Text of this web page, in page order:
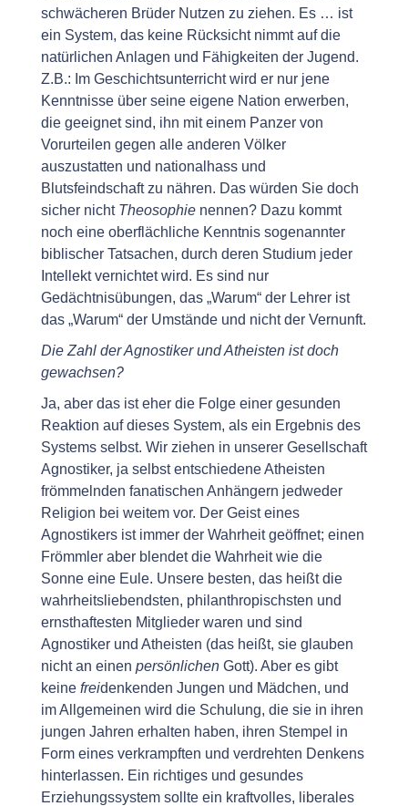
schwächeren Brüder Nutzen zu ziehen. Es … ist
ein System, das keine Rücksicht nimmt auf die
natürlichen Anlagen und Fähigkeiten der Jugend.
Z.B.: Im Geschichtsunterricht wird er nur jene
Kenntnisse über seine eigene Nation erwerben,
die geeignet sind, ihn mit einem Panzer von
Vorurteilen gegen alle anderen Völker
auszustatten und nationalhass und
Blutsfeindschaft zu nähren. Das würden Sie doch
sicher nicht Theosophienennen? Dazu kommt
noch eine oberflächliche Kenntnis sogenannter
biblischer Tatsachen, durch deren Studium jeder
Intellekt vernichtet wird. Es sind nur
Gedächtnisübungen, das „Warum“ der Lehrer ist
das „Warum“ der Umstände und nicht der Vernunft.
Die Zahl der Agnostiker und Atheisten ist doch
gewachsen?
Ja, aber das ist eher die Folge einer gesunden
Reaktion auf dieses System, als ein Ergebnis des
Systems selbst. Wir ziehen in unserer Gesellschaft
Agnostiker, ja selbst entschiedene Atheisten
frömmelnden fanatischen Anhängern jedweder
Religion bei weitem vor. Der Geist eines
Agnostikers ist immer der Wahrheit geöffnet; einen
Frömmler aber blendet die Wahrheit wie die
Sonne eine Eule. Unsere besten, das heißt die
wahrheitsliebendsten, philanthropischsten und
ernsthaftesten Mitglieder waren und sind
Agnostiker und Atheisten (das heißt, sie glauben
nicht an einen persönlichenGott). Aber es gibt
keine freidenkenden Jungen und Mädchen, und
im Allgemeinen wird die Schulung, die sie in ihren
jungen Jahren erhalten haben, ihren Stempel in
Form eines verkrampften und verdrehten Denkens
hinterlassen. Ein richtiges und gesundes
Erziehungssystem sollte ein kraftvolles, liberales